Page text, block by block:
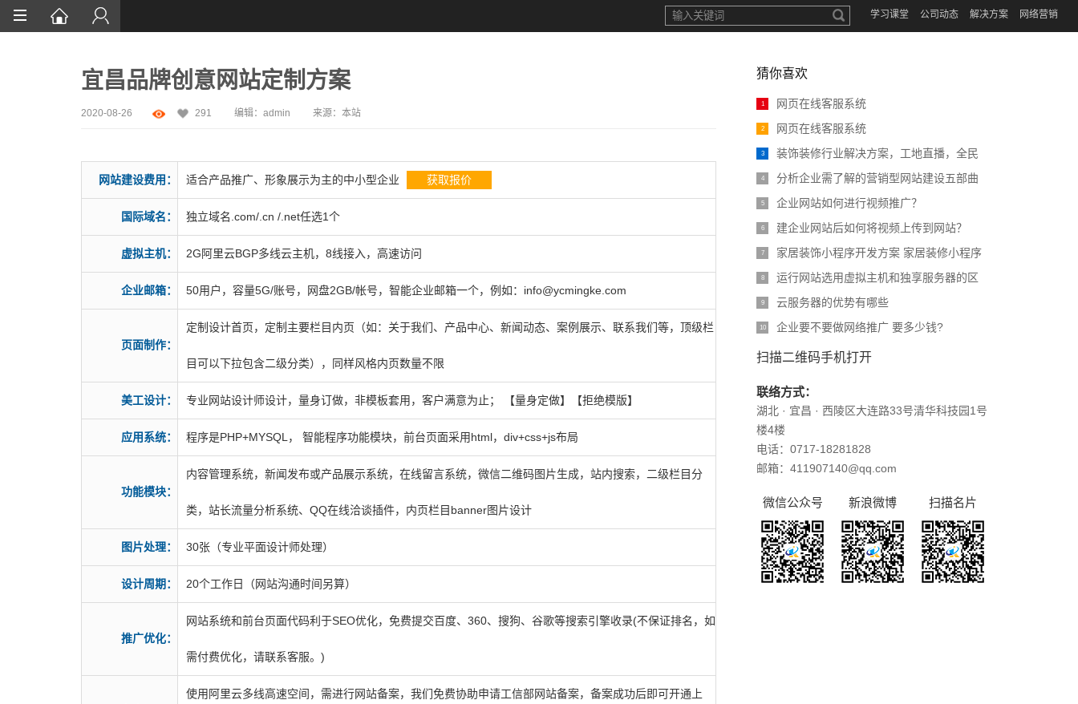
学习课堂 公司动态 解决方案 网络营销
宜昌品牌创意网站定制方案
2020-08-26 291 编辑： admin 来源： 本站
网站建设费用： 适合产品推广、形象展示为主的中小型企业 获取报价
国际域名： 独立域名.com/.cn /.net任选1个
虚拟主机： 2G阿里云BGP多线云主机，8线接入，高速访问
企业邮箱： 50用户，容量5G/账号，网盘2GB/帐号，智能企业邮箱一个，例如：info@ycmingke.com
页面制作：
定制设计首页，定制主要栏目内页（如：关于我们、产品中心、新闻动态、案例展示、联系我们等，顶级栏
目可以下拉包含二级分类），同样风格内页数量不限
美工设计： 专业网站设计师设计，量身订做，非模板套用，客户满意为止； 【量身定做】【拒绝模版】
应用系统： 程序是PHP+MYSQL， 智能程序功能模块，前台页面采用html，div+css+js布局
功能模块：
内容管理系统，新闻发布或产品展示系统，在线留言系统，微信二维码图片生成，站内搜索，二级栏目分
类，站长流量分析系统、QQ在线洽谈插件，内页栏目banner图片设计
图片处理： 30张（专业平面设计师处理）
设计周期： 20个工作日（网站沟通时间另算）
推广优化：
网站系统和前台页面代码利于SEO优化，免费提交百度、360、搜狗、谷歌等搜索引擎收录(不保证排名，如
需付费优化，请联系客服。)
使用阿里云多线高速空间，需进行网站备案，我们免费协助申请工信部网站备案，备案成功后即可开通上
猜你喜欢
1 网页在线客服系统
2 网页在线客服系统
3 装饰装修行业解决方案，工地直播，全民
4 分析企业需了解的营销型网站建设五部曲
5 企业网站如何进行视频推广？
6 建企业网站后如何将视频上传到网站？
7 家居装饰小程序开发方案 家居装修小程序
8 运行网站选用虚拟主机和独享服务器的区
9 云服务器的优势有哪些
10 企业要不要做网络推广 要多少钱?
扫描二维码手机打开
联络方式：
湖北 · 宜昌 · 西陵区大连路33号清华科技园1号
楼4楼
电话：0717-18281828
邮箱：411907140@qq.com
微信公众号 新浪微博 扫描名片